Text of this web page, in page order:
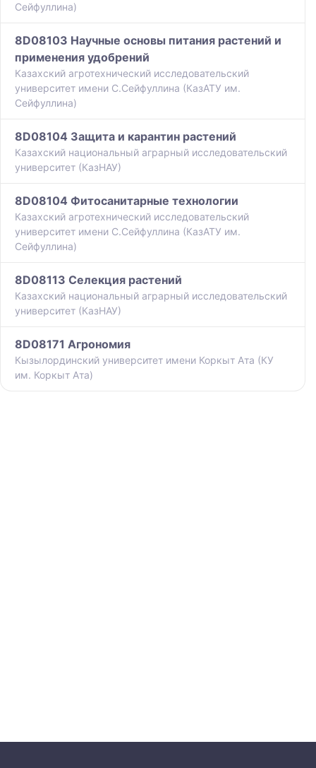
Сейфуллина)
8D08103 Научные основы питания растений и
применения удобрений
Казахский агротехнический исследовательский
университет имени С.Сейфуллина (КазАТУ им.
Сейфуллина)
8D08104 Защита и карантин растений
Казахский национальный аграрный исследовательский
университет (КазНАУ)
8D08104 Фитосанитарные технологии
Казахский агротехнический исследовательский
университет имени С.Сейфуллина (КазАТУ им.
Сейфуллина)
8D08113 Селекция растений
Казахский национальный аграрный исследовательский
университет (КазНАУ)
8D08171 Агрономия
Кызылординский университет имени Коркыт Ата (КУ
им. Коркыт Ата)